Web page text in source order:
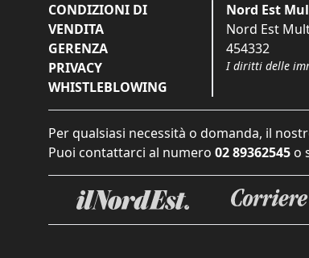
CONDIZIONI DI
VENDITA
GERENZA
PRIVACY
WHISTLEBLOWING
Nord Est
Nord Est
454332
I diritti delle
Per qualsiasi necessità o domanda, il
Puoi contattarci al numero 02 89362545 o